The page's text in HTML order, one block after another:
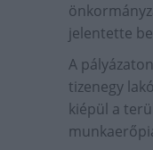
jelentette
A
tizenegy
kiépül a